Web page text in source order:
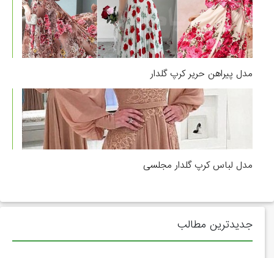
مدل پیراهن حریر کرپ گلدار
مدل لباس کرپ گلدار مجلسی
جدیدترین مطالب